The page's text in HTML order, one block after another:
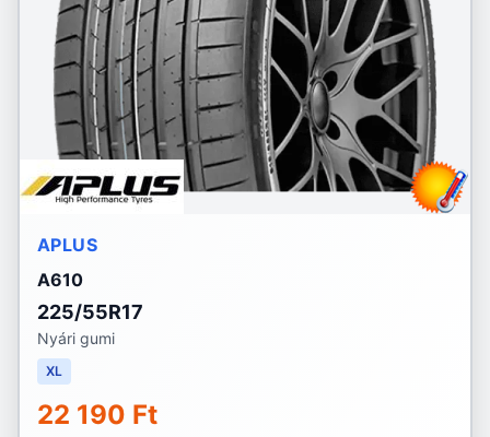
APLUS
A610
225/55R17
Nyári gumi
XL
22 190 Ft